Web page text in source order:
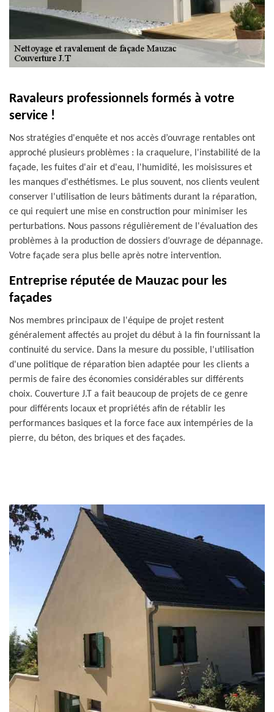
Ravaleurs professionnels formés à votre
service !
Nos stratégies d'enquête et nos accès d’ouvrage rentables ont
approché plusieurs problèmes : la craquelure, l'instabilité de la
façade, les fuites d'air et d'eau, l'humidité, les moisissures et
les manques d'esthétismes. Le plus souvent, nos clients veulent
conserver l'utilisation de leurs bâtiments durant la réparation,
ce qui requiert une mise en construction pour minimiser les
perturbations. Nous passons régulièrement de l'évaluation des
problèmes à la production de dossiers d’ouvrage de dépannage.
Votre façade sera plus belle après notre intervention.
Entreprise réputée de Mauzac pour les
façades
Nos membres principaux de l'équipe de projet restent
généralement affectés au projet du début à la fin fournissant la
continuité du service. Dans la mesure du possible, l'utilisation
d'une politique de réparation bien adaptée pour les clients a
permis de faire des économies considérables sur différents
choix. Couverture J.T a fait beaucoup de projets de ce genre
pour différents locaux et propriétés afin de rétablir les
performances basiques et la force face aux intempéries de la
pierre, du béton, des briques et des façades.